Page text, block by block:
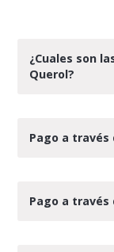
¿Cuales son
Querol?
Pago a
Pago a través